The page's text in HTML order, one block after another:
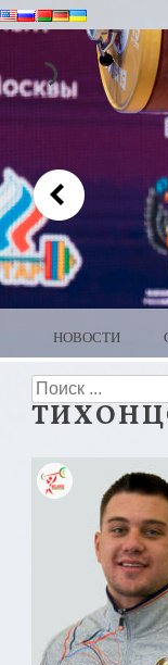
MENU
SKIP TO
НОВОСТИ
Search